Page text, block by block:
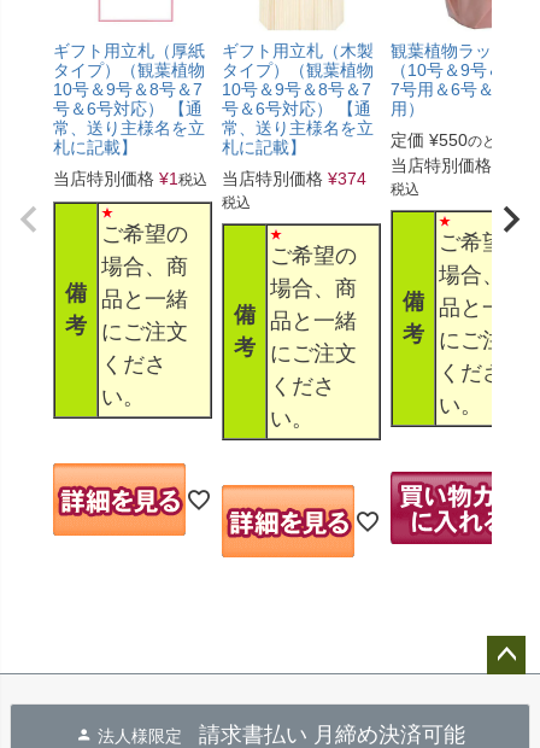
ギフト用立札（厚紙
タイプ）（観葉植物
10号＆9号＆8号＆7
号＆6号対応） 【通
常、送り主様名を立
札に記載】
当店特別価格 ¥1 税込
備
考
ご希望の
場合、商
品と一緒
にご注文
くださ
い。
ギフト用立札（木製
タイプ）（観葉植物
10号＆9号＆8号＆7
号＆6号対応） 【通
常、送り主様名を立
札に記載】
当店特別価格 ¥374
税込
備
考
ご希望の
場合、商
品と一緒
にご注文
くださ
い。
観葉植物ラッピン
（10号＆9号＆8号
7号用＆6号＆5号
用）
定価 ¥550のところ
当店特別価格
税込
備
考
ご希望の
場合、商
品と一緒
にご注文
くださ
い。
法人様限定 請求書払い 月締め決済可能